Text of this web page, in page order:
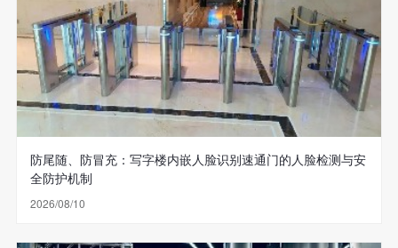
防尾随、防冒充：写字楼内嵌人脸识别速通门的人脸检测与安
全防护机制
2026/08/10